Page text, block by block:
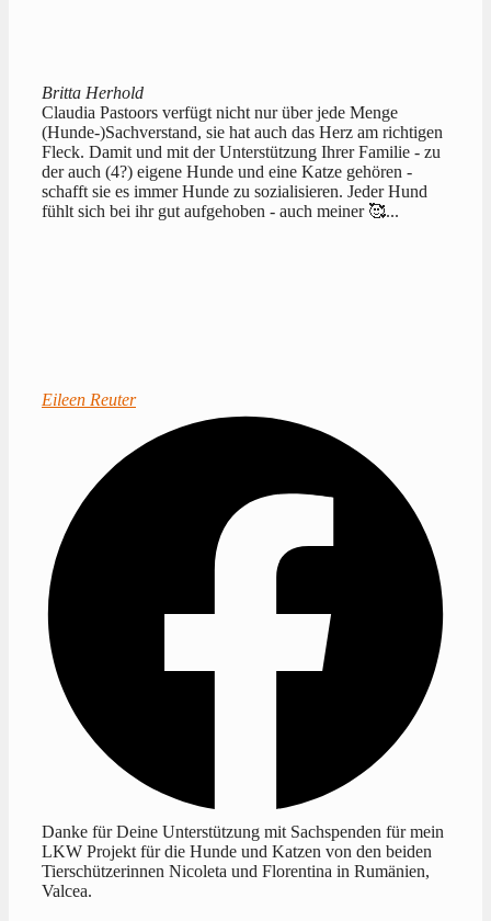
Britta Herhold
Claudia Pastoors verfügt nicht nur über jede Menge
(Hunde-)Sachverstand, sie hat auch das Herz am richtigen
Fleck. Damit und mit der Unterstützung Ihrer Familie - zu
der auch (4?) eigene Hunde und eine Katze gehören -
schafft sie es immer Hunde zu sozialisieren. Jeder Hund
fühlt sich bei ihr gut aufgehoben - auch meiner 🥰...
Eileen Reuter
Danke für Deine Unterstützung mit Sachspenden für mein
LKW Projekt für die Hunde und Katzen von den beiden
Tierschützerinnen Nicoleta und Florentina in Rumänien,
Valcea.